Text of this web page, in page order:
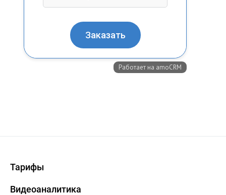
Тарифы
Видеоаналитика